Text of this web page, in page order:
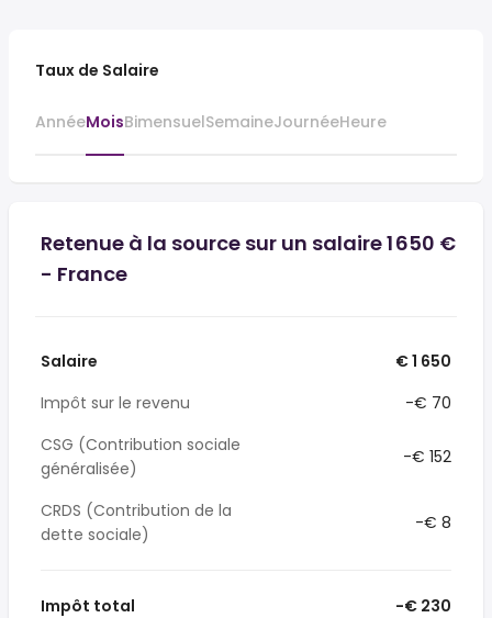
Taux de Salaire
AnnéeMoisBimensuelSemaineJournéeHeure
Retenue à la source sur un salaire 1 650 €
- France
Salaire
€ 1 650
Impôt sur le revenu
-€ 70
CSG (Contribution sociale
généralisée)
-€ 152
CRDS (Contribution de la
dette sociale)
-€ 8
Impôt total -€ 230